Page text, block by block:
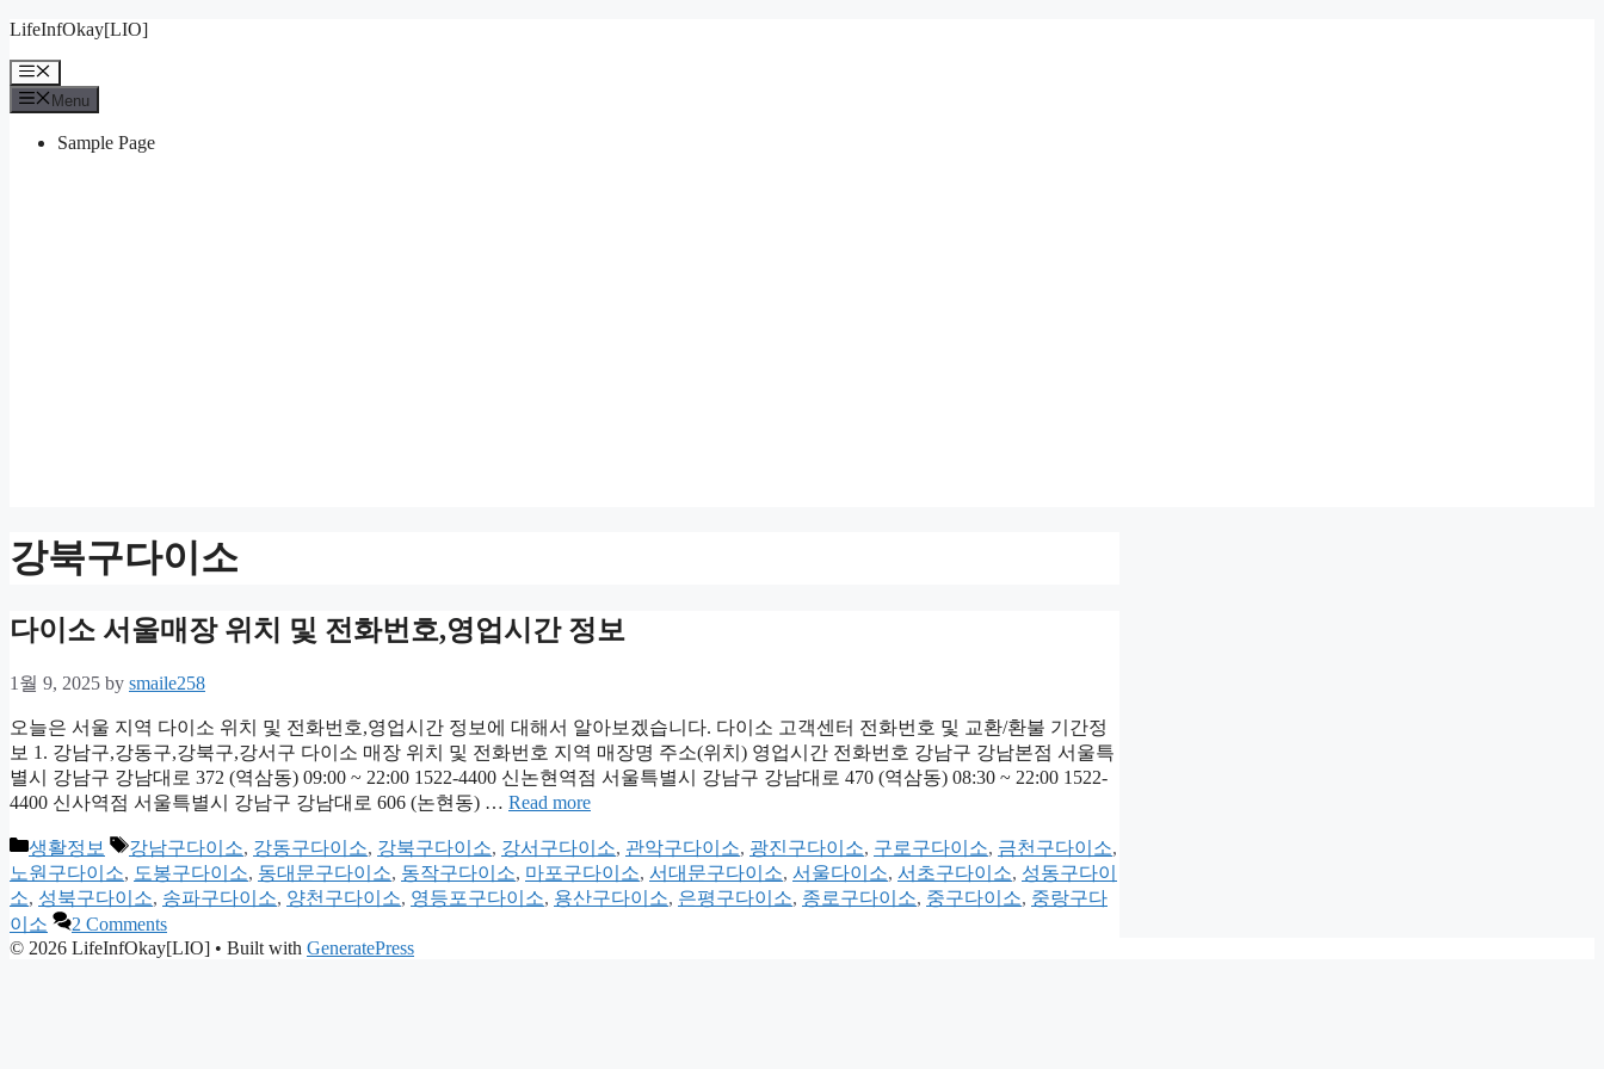
Skip
content
LifeInfOkay[LIO]
Menu
Menu
Sample Page
강북구다이소
다이소 서울매장 위치 및 전화번호,영업시간 정보
1월 9, 2025 by smaile258
오늘은 서울 지역 다이소 위치 및 전화번호,영업시간 정보에 대해서 알아보겠습니다. 다이소 고객센터 전화번호 및 교환/환불 기간정
보 1. 강남구,강동구,강북구,강서구 다이소 매장 위치 및 전화번호 지역 매장명 주소(위치) 영업시간 전화번호 강남구 강남본점 서울특
별시 강남구 강남대로 372 (역삼동) 09:00 ~ 22:00 1522-4400 신논현역점 서울특별시 강남구 강남대로 470 (역삼동) 08:30 ~ 22:00 1522-
4400 신사역점 서울특별시 강남구 강남대로 606 (논현동) … Read more
Categories
생활정보 Tags
강남구다이소, 강동구다이소, 강북구다이소, 강서구다이소, 관악구다이소, 광진구다이소, 구로구다이소, 금천구다이소,
노원구다이소, 도봉구다이소, 동대문구다이소, 동작구다이소, 마포구다이소, 서대문구다이소, 서울다이소, 서초구다이소, 성동구다이
소, 성북구다이소, 송파구다이소, 양천구다이소, 영등포구다이소, 용산구다이소, 은평구다이소, 종로구다이소, 중구다이소, 중랑구다
이소
2 Comments
© 2026 LifeInfOkay[LIO] • Built with GeneratePress